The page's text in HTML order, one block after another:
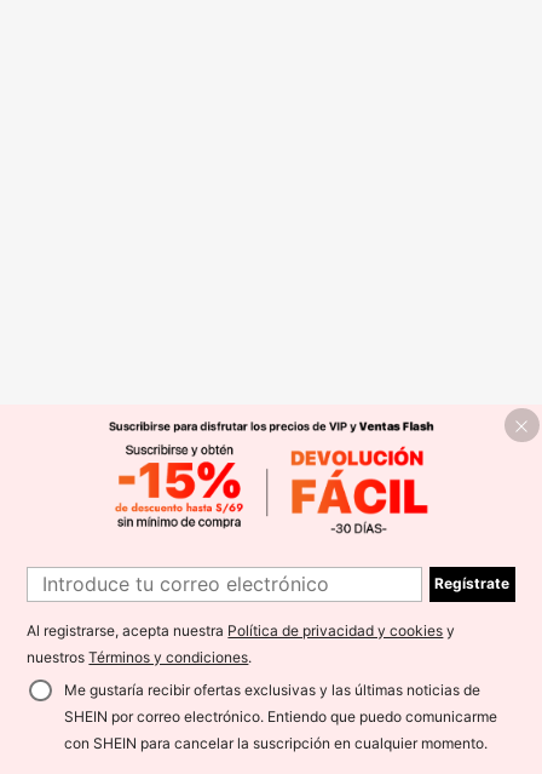
Regístrate
Al registrarse, acepta nuestra Política de privacidad y cookies y
nuestrosTérminos y condiciones.
Me gustaría recibir ofertas exclusivas y las últimas noticias de
SHEIN por correo electrónico. Entiendo que puedo comunicarme
con SHEIN para cancelar la suscripción en cualquier momento.